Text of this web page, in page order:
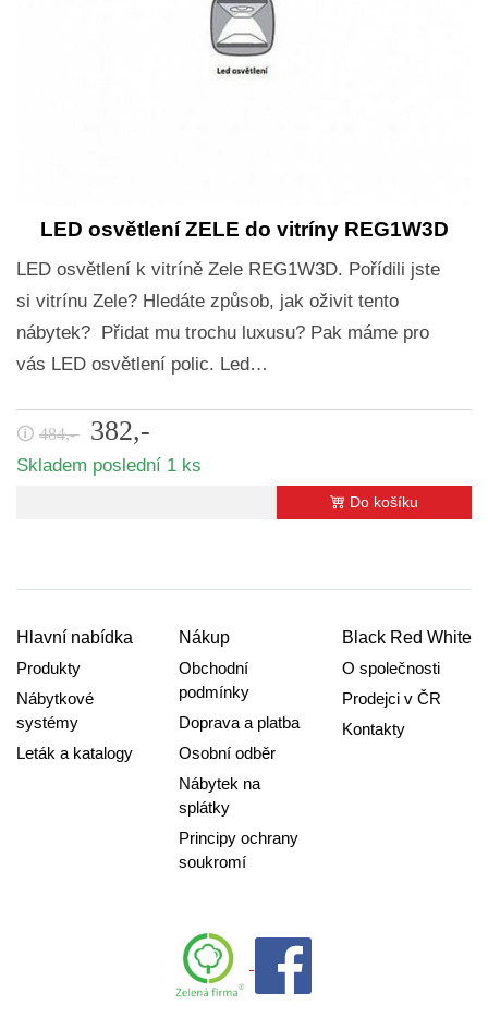
LED osvětlení ZELE do vitríny REG1W3D
LED osvětlení k vitríně Zele REG1W3D. Pořídili jste
si vitrínu Zele? Hledáte způsob, jak oživit tento
nábytek? Přidat mu trochu luxusu? Pak máme pro
vás LED osvětlení polic. Led…
🛈 484,- 382,-
Skladem poslední 1 ks
Do košíku
Hlavní nabídka
Produkty
Nábytkové
systémy
Leták a katalogy
Nákup
Obchodní
podmínky
Doprava a platba
Osobní odběr
Nábytek na
splátky
Principy ochrany
soukromí
Black Red White
O společnosti
Prodejci v ČR
Kontakty